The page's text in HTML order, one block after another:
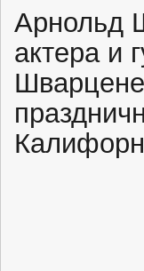
Арнольд
актера и